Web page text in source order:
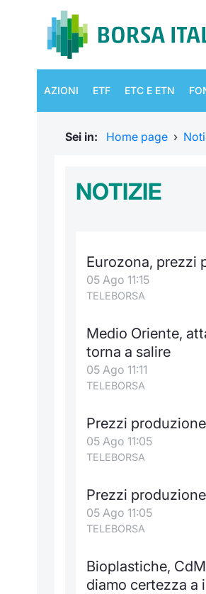
AZIONI ETF ETC E ETN
Sei in: Home page ›
NOTIZIE
Eurozona, prezzi
05 Ago 11:15
TELEBORSA
Medio Oriente,
torna a salire
05 Ago 11:11
TELEBORSA
Prezzi
05 Ago 11:05
TELEBORSA
Prezzi
05 Ago 11:05
TELEBORSA
Bioplastiche,
diamo certezza a